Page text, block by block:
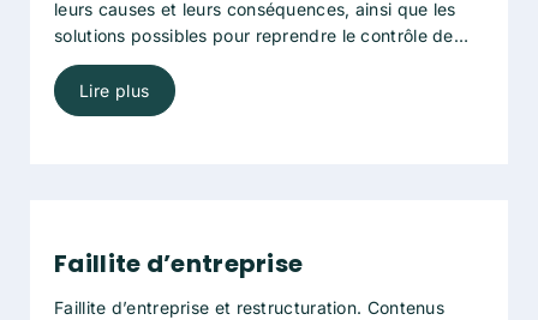
leurs causes et leurs conséquences, ainsi que les
solutions possibles pour reprendre le contrôle de
ses finances. Vous y trouverez des informations
pratiques sur la gestion des dettes, les options
légales disponibles et les démarches à envisager
Lire plus
Faillite d’entreprise
Faillite d’entreprise et restructuration. Contenus